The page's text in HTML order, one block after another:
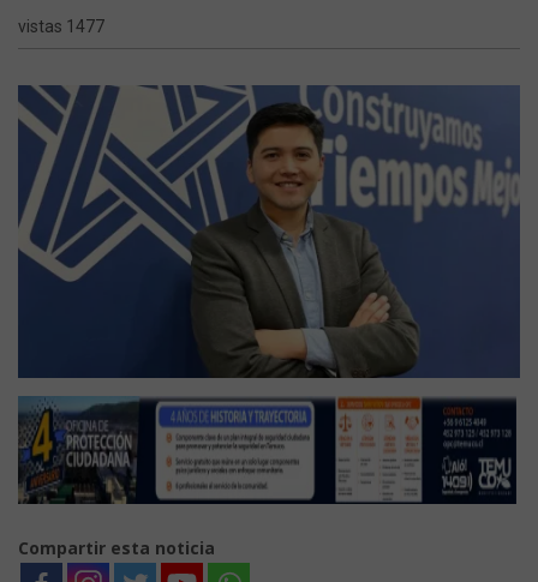
vistas 1477
Compartir esta noticia